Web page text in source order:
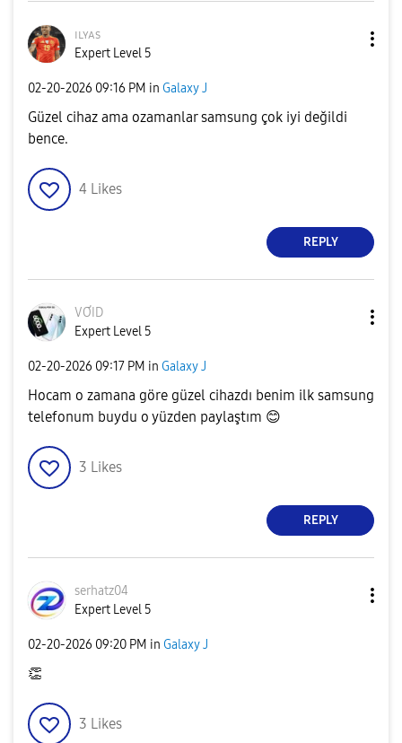
ɪʟʏᴀs
Expert Level 5
‎02-20-2026 09:16 PM in Galaxy J
Güzel cihaz ama ozamanlar samsung çok iyi değildi
bence.
4 Likes
REPLY
VƠID
Expert Level 5
‎02-20-2026 09:17 PM in Galaxy J
Hocam o zamana göre güzel cihazdı benim ilk samsung
telefonum buydu o yüzden paylaştım 😊
3 Likes
REPLY
serhatz04
Expert Level 5
‎02-20-2026 09:20 PM in Galaxy J
👏
3 Likes